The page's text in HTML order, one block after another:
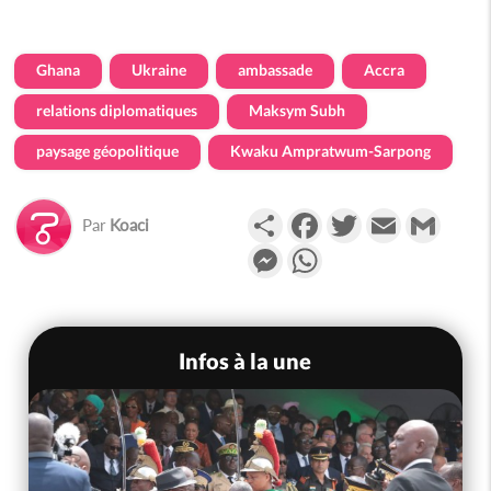
Ghana Ukraine ambassade Accra
relations diplomatiques Maksym Subh
paysage géopolitique Kwaku Ampratwum-Sarpong
Par Koaci PartagerFacebookTwitterEmail
Messenger
Infos à la une